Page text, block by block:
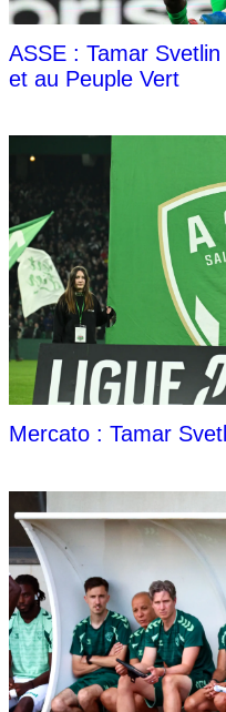
ASSE : Tamar
et au Peuple Vert
Mercato : Tamar